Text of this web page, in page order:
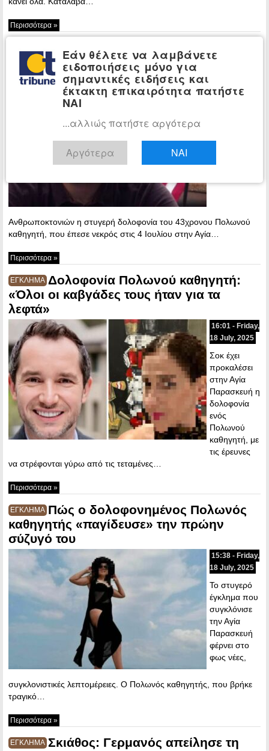
Περισσότερα »
Πώς σχεδιάστηκε η δολοφονία του
43χρονου Πολωνού καθηγητή – Ορφανά
τα παιδιά του
20:38 - Friday,
Ανθρωποκτονιών η στυγερή δολοφονία του 43χρονου Πολωνού
καθηγητή, που έπεσε νεκρός στις 4 Ιουλίου στην Αγία…
Περισσότερα »
ΕΓΚΛΗΜΑ Δολοφονία Πολωνού καθηγητή:
«Όλοι οι καβγάδες τους ήταν για τα
λεφτά»
16:01 - Friday,
18 July, 2025
Σοκ έχει
προκαλέσει
στην Αγία
Παρασκευή η
δολοφονία
ενός
Πολωνού
καθηγητή, με
τις έρευνες
να στρέφονται γύρω από τις τεταμένες…
Περισσότερα »
ΕΓΚΛΗΜΑ Πώς ο δολοφονημένος Πολωνός
καθηγητής «παγίδευσε» την πρώην
σύζυγό του
15:38 - Friday,
18 July, 2025
Το στυγερό
έγκλημα που
συγκλόνισε
την Αγία
Παρασκευή
φέρνει στο
φως νέες,
συγκλονιστικές λεπτομέρειες. Ο Πολωνός καθηγητής, που βρήκε
τραγικό…
Περισσότερα »
ΕΓΚΛΗΜΑ Σκιάθος: Γερμανός απείλησε τη
Εάν θέλετε να λαμβάνετε
ειδοποιήσεις μόνο για
σημαντικές ειδήσεις και
έκτακτη επικαιρότητα πατήστε
ΝΑΙ
...αλλιώς πατήστε αργότερα
Αργότερα ΝΑΙ